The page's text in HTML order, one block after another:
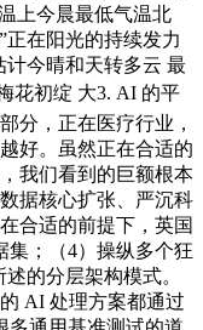
上今晨最低气温北
在阳光的持续发力
计今晴和天转多云 最
初绽 大3. AI 的平
分，正在医疗行业，
好。虽然正在合适的
我们看到的巨额根本
据核心扩张、严沉科
合适的前提下，英国
集；（4）操纵多个狂
的分层架构模式。
AI 处理方案都通过